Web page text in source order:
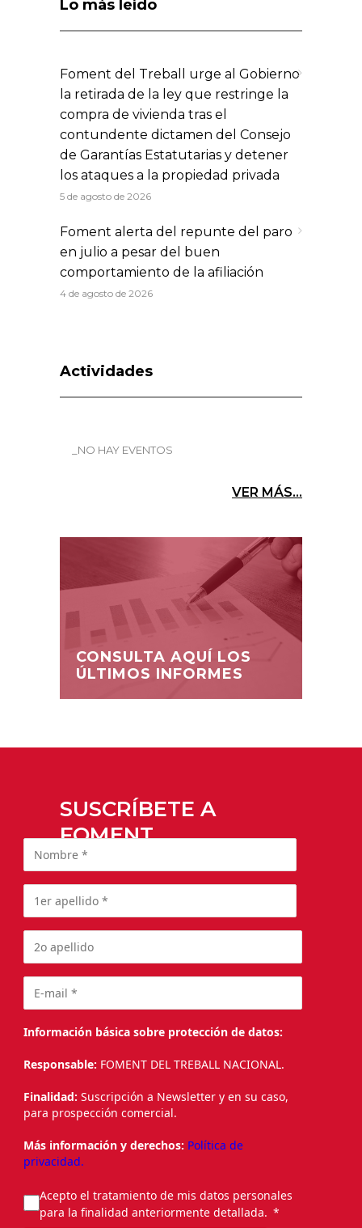
Lo más leído
Foment del Treball urge al Gobierno
la retirada de la ley que restringe la
compra de vivienda tras el
contundente dictamen del Consejo
de Garantías Estatutarias y detener
los ataques a la propiedad privada
5 de agosto de 2026
Foment alerta del repunte del paro
en julio a pesar del buen
comportamiento de la afiliación
4 de agosto de 2026
Actividades
_NO HAY EVENTOS
VER MÁS...
CONSULTA AQUÍ LOS
ÚLTIMOS INFORMES
SUSCRÍBETE A
FOMENT
Información básica sobre protección de datos:
Responsable: FOMENT DEL TREBALL NACIONAL.
Finalidad: Suscripción a Newsletter y en su caso,
para prospección comercial.
Más información y derechos: Política de
privacidad.
Acepto el tratamiento de mis datos personales
para la finalidad anteriormente detallada.